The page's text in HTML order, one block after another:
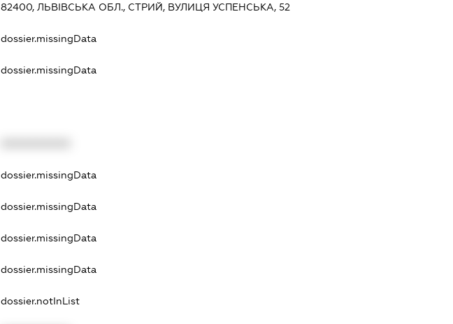
82400, ЛЬВІВСЬКА ОБЛ., СТРИЙ, ВУЛИЦЯ УСПЕНСЬКА, 52
dossier.missingData
dossier.missingData
dossier.missingData
dossier.missingData
dossier.missingData
dossier.missingData
dossier.notInList